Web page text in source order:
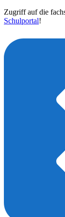
Zugriff auf die
Schulportal!